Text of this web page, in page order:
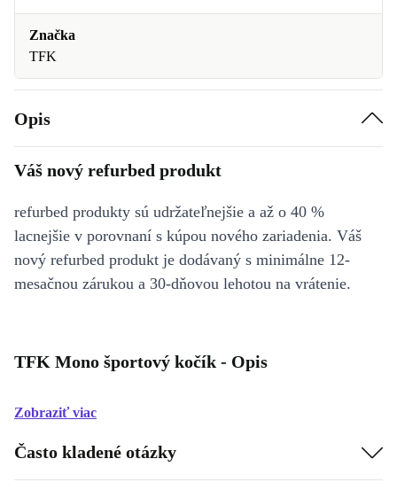
Značka
TFK
Opis
Váš nový refurbed produkt
refurbed produkty sú udržateľnejšie a až o 40 %
lacnejšie v porovnaní s kúpou nového zariadenia. Váš
nový refurbed produkt je dodávaný s minimálne 12-
mesačnou zárukou a 30-dňovou lehotou na vrátenie.
TFK Mono športový kočík - Opis
Zobraziť viac
Často kladené otázky